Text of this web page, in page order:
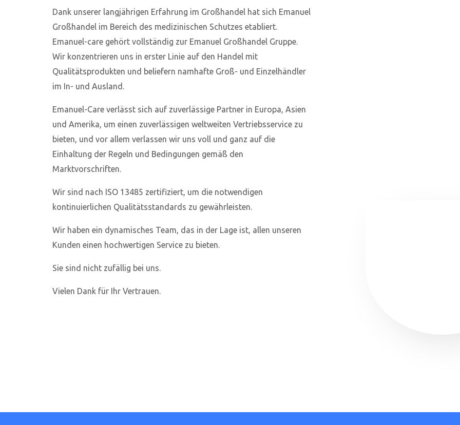
Dank unserer langjährigen Erfahrung im Großhandel hat sich Emanuel
Großhandel im Bereich des medizinischen Schutzes etabliert.
Emanuel-care gehört vollständig zur Emanuel Großhandel Gruppe.
Wir konzentrieren uns in erster Linie auf den Handel mit
Qualitätsprodukten und beliefern namhafte Groß- und Einzelhändler
im In- und Ausland.
Emanuel-Care verlässt sich auf zuverlässige Partner in Europa, Asien
und Amerika, um einen zuverlässigen weltweiten Vertriebsservice zu
bieten, und vor allem verlassen wir uns voll und ganz auf die
Einhaltung der Regeln und Bedingungen gemäß den
Marktvorschriften.
Wir sind nach ISO 13485 zertifiziert, um die notwendigen
kontinuierlichen Qualitätsstandards zu gewährleisten.
Wir haben ein dynamisches Team, das in der Lage ist, allen unseren
Kunden einen hochwertigen Service zu bieten.
Sie sind nicht zufällig bei uns.
Vielen Dank für Ihr Vertrauen.